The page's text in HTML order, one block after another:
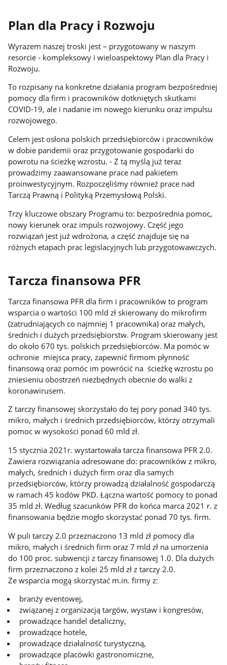
Plan dla Pracy i Rozwoju
Wyrazem naszej troski jest – przygotowany w naszym
resorcie - kompleksowy i wieloaspektowy Plan dla Pracy i
Rozwoju.
To rozpisany na konkretne działania program bezpośredniej
pomocy dla firm i pracowników dotkniętych skutkami
COVID-19, ale i nadanie im nowego kierunku oraz impulsu
rozwojowego.
Celem jest osłona polskich przedsiębiorców i pracowników
w dobie pandemii oraz przygotowanie gospodarki do
powrotu na ścieżkę wzrostu. - Z tą myślą już teraz
prowadzimy zaawansowane prace nad pakietem
proinwestycyjnym. Rozpoczęliśmy również prace nad
Tarczą Prawną i Polityką Przemysłową Polski.
Trzy kluczowe obszary Programu to: bezpośrednia pomoc,
nowy kierunek oraz impuls rozwojowy. Część jego
rozwiązań jest już wdrożona, a część znajduje się na
różnych etapach prac legislacyjnych lub przygotowawczych.
Tarcza finansowa PFR
Tarcza finansowa PFR dla firm i pracowników to program
wsparcia o wartości 100 mld zł skierowany do mikrofirm
(zatrudniających co najmniej 1 pracownika) oraz małych,
średnich i dużych przedsiębiorstw. Program skierowany jest
do około 670 tys. polskich przedsiębiorców. Ma pomóc w
ochronie miejsca pracy, zapewnić firmom płynność
finansową oraz pomóc im powrócić na ścieżkę wzrostu po
zniesieniu obostrzeń niezbędnych obecnie do walki z
koronawirusem.
Z tarczy finansowej skorzystało do tej pory ponad 340 tys.
mikro, małych i średnich przedsiębiorców, którzy otrzymali
pomoc w wysokości ponad 60 mld zł.
15 stycznia 2021r. wystartowała tarcza finansowa PFR 2.0.
Zawiera rozwiązania adresowane do: pracowników z mikro,
małych, średnich i dużych firm oraz dla samych
przedsiębiorców, którzy prowadzą działalność gospodarczą
w ramach 45 kodów PKD. Łączna wartość pomocy to ponad
35 mld zł. Według szacunków PFR do końca marca 2021 r. z
finansowania będzie mogło skorzystać ponad 70 tys. firm.
W puli tarczy 2.0 przeznaczono 13 mld zł pomocy dla
mikro, małych i średnich firm oraz 7 mld zł na umorzenia
do 100 proc. subwencji z tarczy finansowej 1.0. Dla dużych
firm przeznaczono z kolei 25 mld zł z tarczy 2.0.
Ze wsparcia mogą skorzystać m.in. firmy z:
branży eventowej,
związanej z organizacją targów, wystaw i kongresów,
prowadzące handel detaliczny,
prowadzące hotele,
prowadzące działalność turystyczną,
prowadzące placówki gastronomiczne,